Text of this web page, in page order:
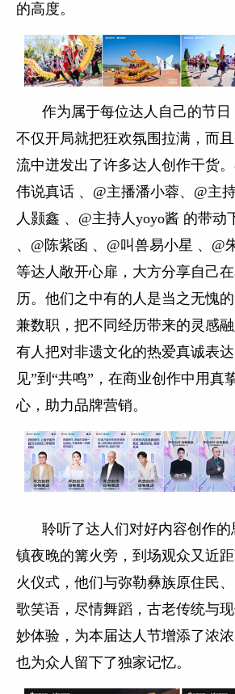
的高度。
作为属于每位达人自己的节
不仅开局就把狂欢氛围拉满，而
流中迸发出了许多达人创作干货
伟说真话 、@主播潘小蓉、@主
人颢鑫 、@主持人yoyo酱 的带动
、@陈紫函 、@叫兽易小星 、@
等达人敞开心扉，大方分享自己
历。他们之中有的人是当之无愧
兼数职，把不同经历带来的灵感
有人把对非遗文化的热爱真诚表
见”到“共鸣”，在商业创作中用真
心，助力品牌营销。
聆听了达人们对好内容创作
镇夜晚的篝火旁，到场观众又近
火仪式，他们与弥勒彝族原住民
歌笑语，尽情舞蹈，古老传统与
妙体验，为本届达人节增添了浓
也为众人留下了独家记忆。